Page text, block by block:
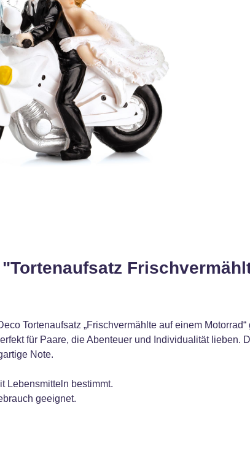
Tortenaufsatz „Frischvermählte auf einem
für Paare, die Abenteuer und Individualität lieben.
Note.
Lebensmitteln bestimmt.
geeignet.